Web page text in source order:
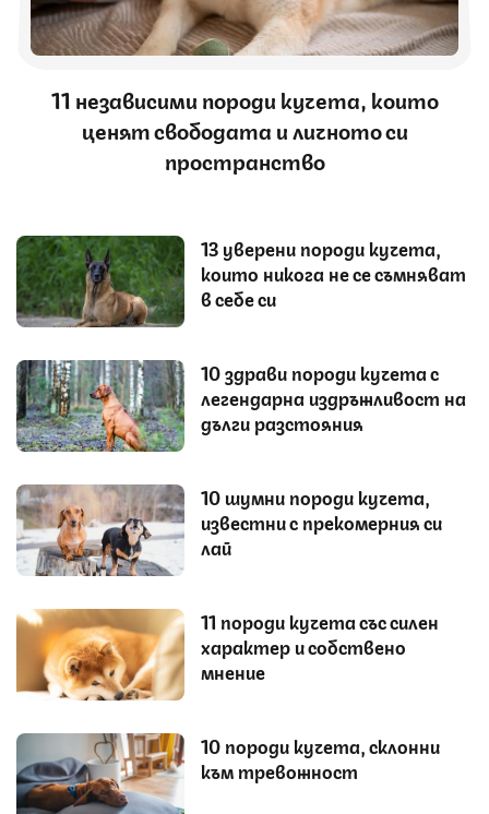
11 независими породи кучета, които
ценят свободата и личното си
пространство
13 уверени породи кучета,
които никога не се съмняват
в себе си
10 здрави породи кучета с
легендарна издръжливост на
дълги разстояния
10 шумни породи кучета,
известни с прекомерния си
лай
11 породи кучета със силен
характер и собствено
мнение
10 породи кучета, склонни
към тревожност